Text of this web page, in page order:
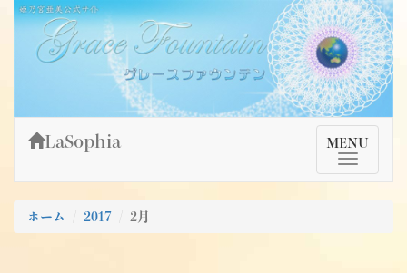
Skip
content
姫乃宮亜美公式サイト～Grace Fountain～
グレースファウンテン
TMenu
MENU
LaSophia
ホーム 2017 2月